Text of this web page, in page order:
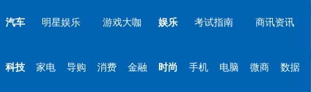
汽车 明星娱乐 游戏大咖 娱乐 考试指南 商讯资讯
科技 家电 导购 消费 金融 时尚 手机 电脑 微商 数据